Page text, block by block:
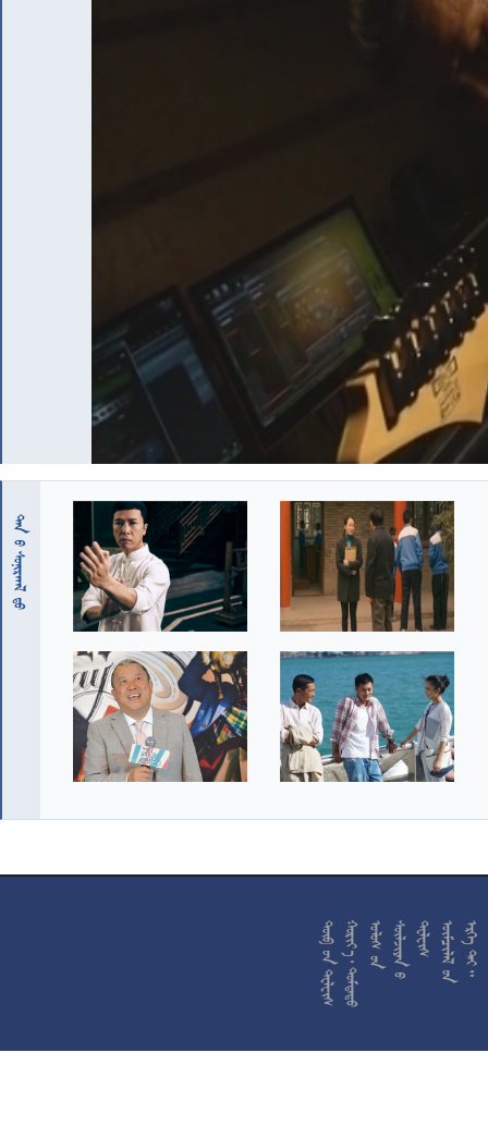
 










































































































